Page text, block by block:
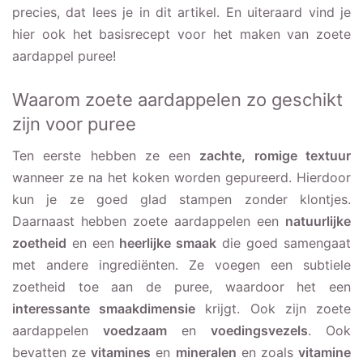
precies, dat lees je in dit artikel. En uiteraard vind je
hier ook het basisrecept voor het maken van zoete
aardappel puree!
Waarom zoete aardappelen zo geschikt
zijn voor puree
Ten eerste hebben ze een zachte, romige textuur
wanneer ze na het koken worden gepureerd. Hierdoor
kun je ze goed glad stampen zonder klontjes.
Daarnaast hebben zoete aardappelen een natuurlijke
zoetheid en een heerlijke smaak die goed samengaat
met andere ingrediënten. Ze voegen een subtiele
zoetheid toe aan de puree, waardoor het een
interessante smaakdimensie krijgt. Ook zijn zoete
aardappelen voedzaam en voedingsvezels. Ook
bevatten zevitamines en mineralen en zoalsvitamine